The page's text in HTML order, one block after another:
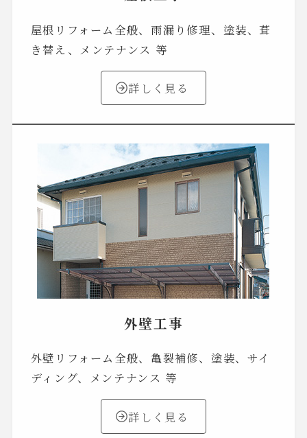
屋根リフォーム全般、雨漏り修理、塗装、葺
き替え、メンテナンス 等
詳しく見る
外壁工事
外壁リフォーム全般、亀裂補修、塗装、サイ
ディング、メンテナンス 等
詳しく見る